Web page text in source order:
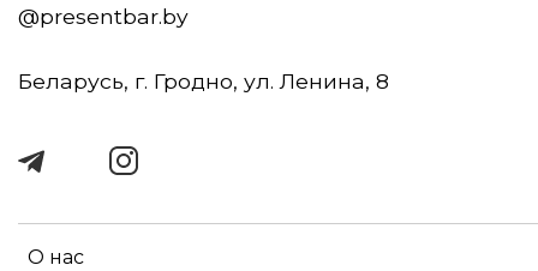
О нас
@presentbar.by
Беларусь, г. Гродно, ул. Ленина, 8